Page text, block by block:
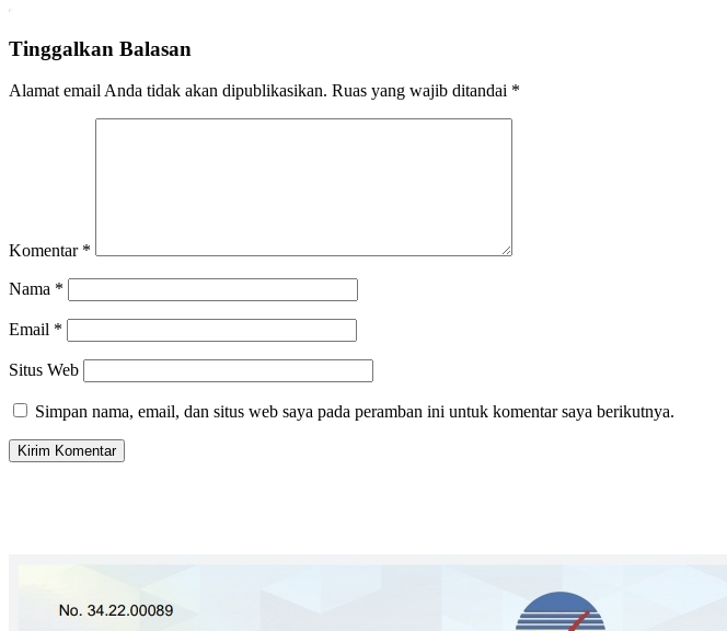
Tinggalkan Balasan
Alamat email Anda tidak akan dipublikasikan. Ruas yang wajib ditandai *
Komentar *
Nama *
Email *
Situs Web
Simpan nama, email, dan situs web saya pada peramban ini untuk komentar saya berikutnya.